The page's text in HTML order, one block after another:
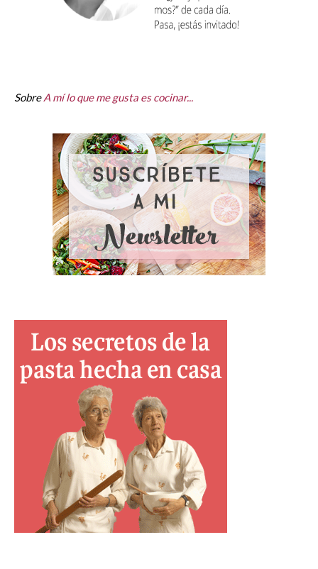
SobreA mí lo que me gusta es cocinar...